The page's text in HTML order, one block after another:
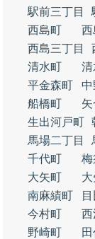
駅前三丁目
西島町
西
西島三丁目
清水町
清
平金森町
船橋町
生出河戸町
馬場二丁目
千代町
梅
大矢町
南麻績町
今村町
西
野崎町